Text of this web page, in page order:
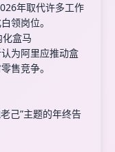
年取代许多工作
领岗位。
盒马
为阿里应推动盒
售竞争。
己”主题的年终告